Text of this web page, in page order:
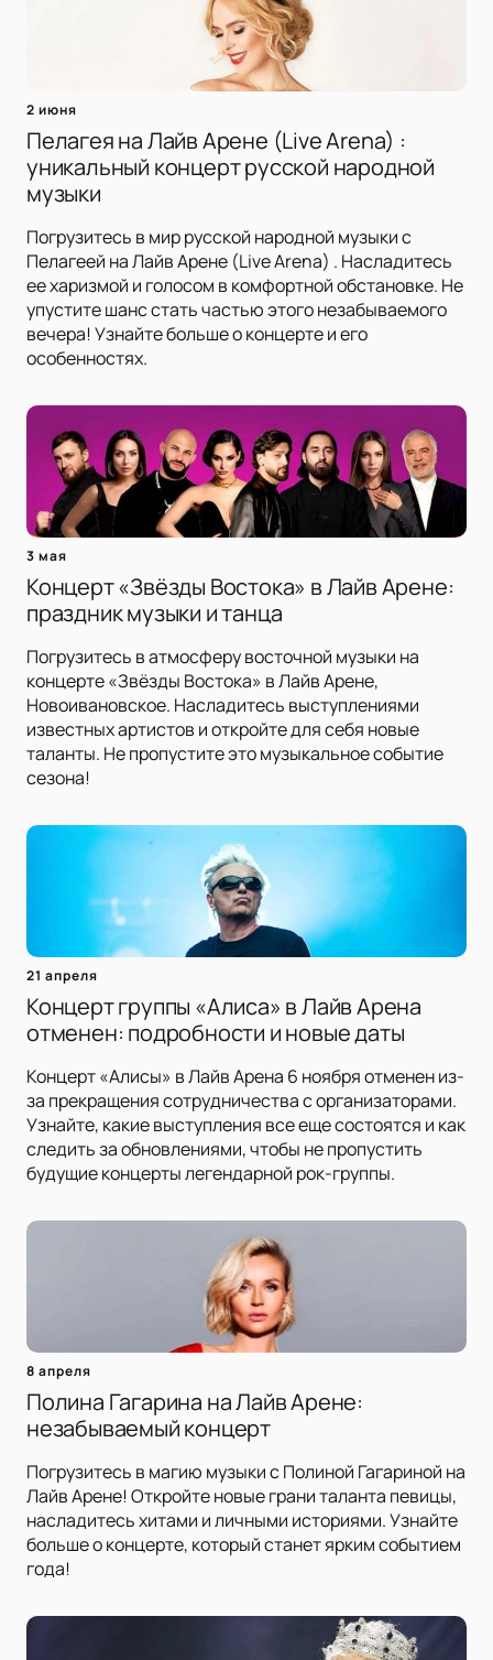
2 июня
Пелагея на Лайв Арене (Live Arena) :
уникальный концерт русской народной
музыки
Погрузитесь в мир русской народной музыки с
Пелагеей на Лайв Арене (Live Arena) . Насладитесь
ее харизмой и голосом в комфортной обстановке. Не
упустите шанс стать частью этого незабываемого
вечера! Узнайте больше о концерте и его
особенностях.
3 мая
Концерт «Звёзды Востока» в Лайв Арене:
праздник музыки и танца
Погрузитесь в атмосферу восточной музыки на
концерте «Звёзды Востока» в Лайв Арене,
Новоивановское. Насладитесь выступлениями
известных артистов и откройте для себя новые
таланты. Не пропустите это музыкальное событие
сезона!
21 апреля
Концерт группы «Алиса» в Лайв Арена
отменен: подробности и новые даты
Концерт «Алисы» в Лайв Арена 6 ноября отменен из-
за прекращения сотрудничества с организаторами.
Узнайте, какие выступления все еще состоятся и как
следить за обновлениями, чтобы не пропустить
будущие концерты легендарной рок-группы.
8 апреля
Полина Гагарина на Лайв Арене:
незабываемый концерт
Погрузитесь в магию музыки с Полиной Гагариной на
Лайв Арене! Откройте новые грани таланта певицы,
насладитесь хитами и личными историями. Узнайте
больше о концерте, который станет ярким событием
года!